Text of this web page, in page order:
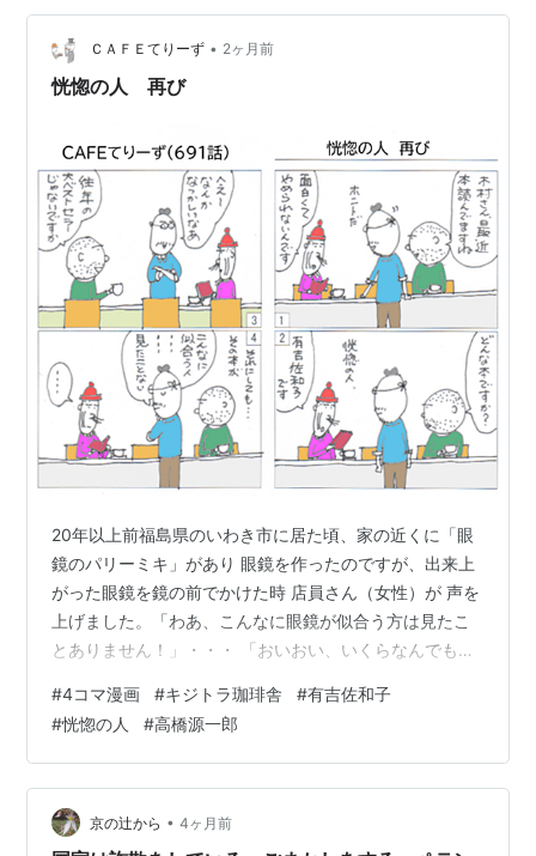
文学王 / 高橋源一郎. -- ブロンズ新社, 1993.4
平凡王 / 高橋源一郎. -- ブロンズ新社, 1993.6
出版社, 1993.10
追憶の一九八九年 / 高橋源一郎. -- 角川書店, 1994.3.
-- (角川文庫)
網浜直子写真集 / 山岸伸[他]. -- 風雅書房, 1994.12
正義の見方 / 高橋源一郎. -- 徳間書店, 1994.6
中吊り小説 / 吉本ばなな. -- 新潮社, 1994.12. -- (新潮
文庫)
文学じゃないかもしれない症候群 / 高橋源一郎. -- 朝
日新聞社, 1995.10. -- (朝日文芸文庫)
こっちをむいてよ、ピート! / マーカス・フィスター
[他]. -- 講談社, 1995.12. -- (世界の絵本)
1995.12
競馬探偵の逆襲 / 高橋源一郎. -- ミデアム出版社,
1995.9
あかちゃんカラスはうたったよ / ジョン・ロウ[他]. -
- 講談社, 1996.2. -- (世界の絵本)
こんな日本でよかったら / 高橋源一郎. -- 朝日新聞
社, 1996.4
文学王 / 高橋源一郎. -- 角川書店, 1996.3. -- (角川文
庫)
平凡王 / 高橋源一郎. -- 角川書店, 1996.5. -- (角川文
半はやられました。 考えさせられた〜。 さすが、大学で
教鞭をとってらっしゃるだけある。 高橋源一郎先生の大
切にしている原則というものがありました。 それがこれ
ＣＡＦＥてりーず • 2ヶ月前
恍惚の人 再び
20年以上前福島県のいわき市に居た頃、家の近くに「眼
鏡のパリーミキ」があり 眼鏡を作ったのですが、出来上
がった眼鏡を鏡の前でかけた時 店員さん（女性）が 声を
上げました。「わあ、こんなに眼鏡が似合う方は見たこ
とありません！」・・・ 「おいおい、いくらなんでも言
あ？へへへ」と照れ笑いした記憶があります、しばらく
歯が浮いてましたが。 先日のキジトラ珈琲舎での本読
み、有吉佐和子の「恍惚の人」1972年に出版された 当時
の大ベストセラーですが未だに人気があるようで2025年
に78刷とあります。 少し前に読んだ「青い壺」が面白か
ったのでいつか読もうと思っ…
#4コマ漫画 #キジトラ珈琲舎 #有吉佐和子
#恍惚の人 #高橋源一郎
京の辻から • 4ヶ月前